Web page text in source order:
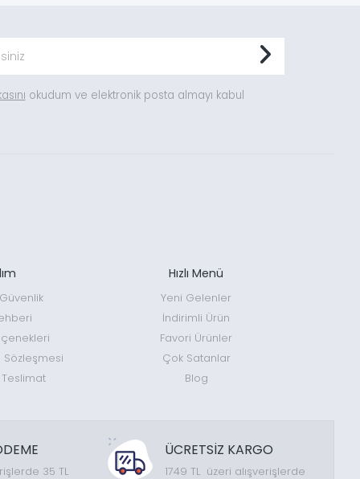
okudum ve elektronik posta almayı kabul
Sözleşmesi
Hızlı Menü
Yeni Gelenler
İndirimli Ürün
Favori Ürünler
Çok Satanlar
Blog
35 TL
ÜCRETSİZ KARGO
1749 TL üzeri alışverişlerde